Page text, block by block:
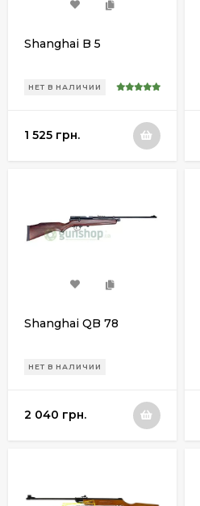
Shanghai B 5
НЕТ В НАЛИЧИИ
1 525 грн.
Shanghai QB 78
НЕТ В НАЛИЧИИ
2 040 грн.